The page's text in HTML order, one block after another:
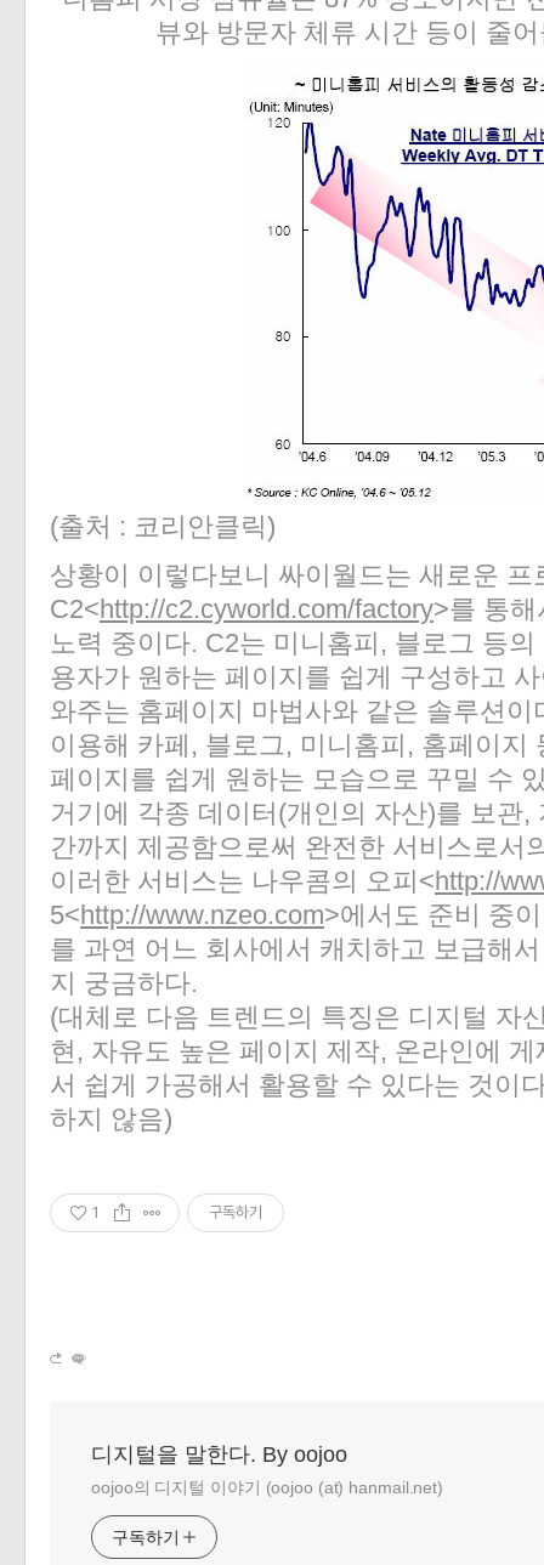
뷰와 방문자 체류 시간 등이 줄
(출처 : 코리안클릭)
상황이 이렇다보니 싸이월드는 새로운 프
C2<http://c2.cyworld.com/factory>를 통
노력 중이다. C2는 미니홈피, 블로그 등
용자가 원하는 페이지를 쉽게 구성하고
와주는 홈페이지 마법사와 같은 솔루션
이용해 카페, 블로그, 미니홈피, 홈페이지
페이지를 쉽게 원하는 모습으로 꾸밀 수
거기에 각종 데이터(개인의 자산)를 보관
간까지 제공함으로써 완전한 서비스로서
이러한 서비스는 나우콤의 오피<http://
5<http://www.nzeo.com>에서도 준비 중
를 과연 어느 회사에서 캐치하고 보급해
지 궁금하다.
(대체로 다음 트렌드의 특징은 디지털 자
현, 자유도 높은 페이지 제작, 온라인에
서 쉽게 가공해서 활용할 수 있다는 것이
하지 않음)
1 구독하기
디지털을 말한다. By oojoo
oojoo의 디지털 이야기 (oojoo (at) hanmail.net)
구독하기